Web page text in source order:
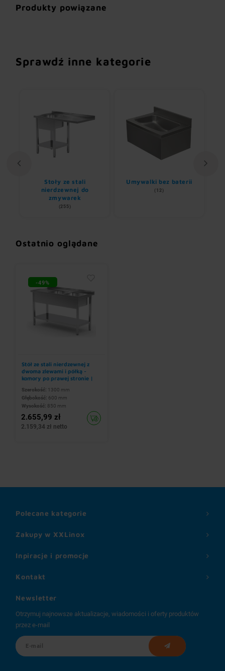
Produkty powiązane
Sprawdź inne kategorie
Stoły ze stali
nierdzewnej do
zmywarek
(255)
Umywalki bez baterii
(12)
Ostatnio oglądane
-49%
Stół ze stali nierdzewnej z
dwoma zlewami i półką -
komory po prawej stronie |
Szerokość: 1300 mm
Głębokość: 600 mm
Wysokość: 850 mm
2.655,99 zł
2.159,34 zł netto
Zakupy w XXLinox
Inpiracje i promocje
Polecane kategorie
Kontakt
Newsletter
Otrzymuj najnowsze aktualizacje, wiadomości i oferty produktów
przez e-mail